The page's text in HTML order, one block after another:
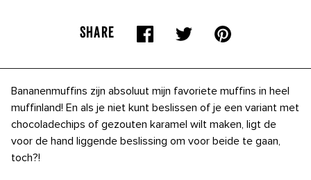
SHARE
Bananenmuffins zijn absoluut mijn favoriete muffins in heel
muffinland! En als je niet kunt beslissen of je een variant met
chocoladechips of gezouten karamel wilt maken, ligt de
voor de hand liggende beslissing om voor beide te gaan,
toch?!